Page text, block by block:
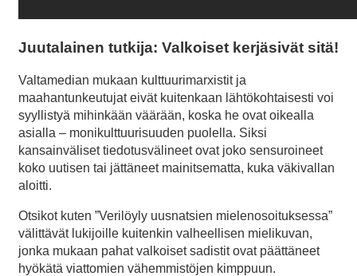
Juutalainen tutkija: Valkoiset kerjäsivät sitä!
Valtamedian mukaan kulttuurimarxistit ja
maahantunkeutujat eivät kuitenkaan lähtökohtaisesti voi
syyllistyä mihinkään väärään, koska he ovat oikealla
asialla – monikulttuurisuuden puolella. Siksi
kansainväliset tiedotusvälineet ovat joko sensuroineet
koko uutisen tai jättäneet mainitsematta, kuka väkivallan
aloitti.
Otsikot kuten ”Verilöyly uusnatsien mielenosoituksessa”
välittävät lukijoille kuitenkin valheellisen mielikuvan,
jonka mukaan pahat valkoiset sadistit ovat päättäneet
hyökätä viattomien vähemmistöjen kimppuun.